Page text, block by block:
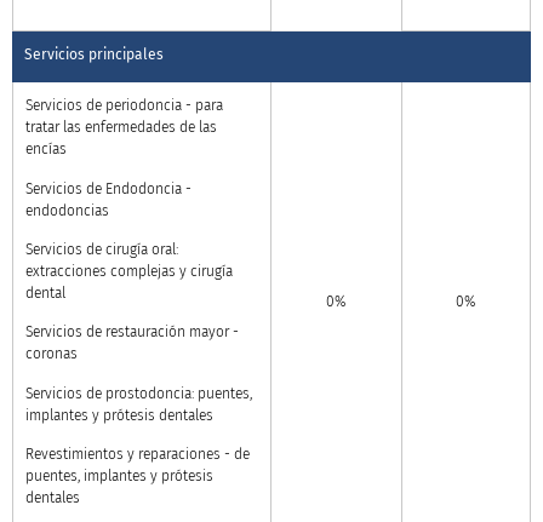
Servicios principales
Servicios de periodoncia - para
tratar las enfermedades de las
encías
Servicios de Endodoncia -
endodoncias
Servicios de cirugía oral:
extracciones complejas y cirugía
dental
Servicios de restauración mayor -
coronas
Servicios de prostodoncia: puentes,
implantes y prótesis dentales
Revestimientos y reparaciones - de
puentes, implantes y prótesis
dentales
0% 0%